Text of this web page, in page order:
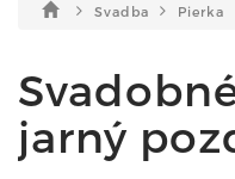
Svadba Pierka
jarný